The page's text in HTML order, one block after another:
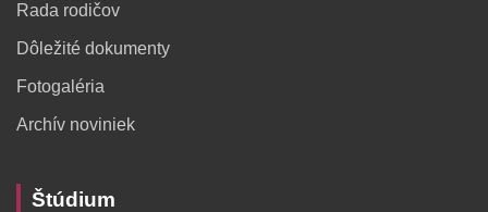
Rada rodičov
Dôležité dokumenty
Fotogaléria
Archív noviniek
Štúdium